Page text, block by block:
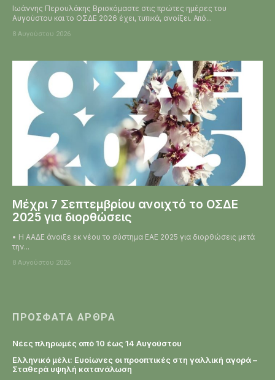
Ιωάννης Περουλάκης Βρισκόμαστε στις πρώτες ημέρες του
Αυγούστου και το ΟΣΔΕ 2026 έχει, τυπικά, ανοίξει. Από...
8 Αυγούστου 2026
Μέχρι 7 Σεπτεμβρίου ανοιχτό το ΟΣΔΕ
2025 για διορθώσεις
• Η ΑΑΔΕ άνοιξε εκ νέου το σύστημα ΕΑΕ 2025 για διορθώσεις μετά
την...
8 Αυγούστου 2026
ΠΡΌΣΦΑΤΑ ΆΡΘΡΑ
Νέες πληρωμές από 10 έως 14 Αυγούστου
Ελληνικό μέλι: Ευοίωνες οι προοπτικές στη γαλλική αγορά –
Σταθερά υψηλή κατανάλωση